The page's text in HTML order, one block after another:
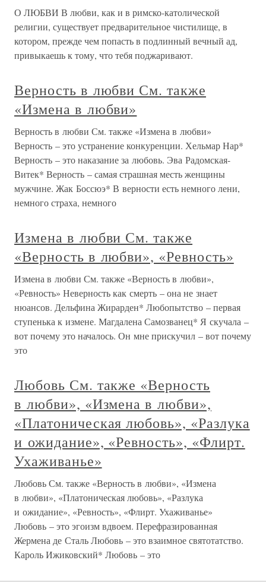
О ЛЮБВИ В любви, как и в римско-католической
религии, существует предварительное чистилище, в
котором, прежде чем попасть в подлинный вечный ад,
привыкаешь к тому, что тебя поджаривают.
Верность в любви См. также
«Измена в любви»
Верность в любви См. также «Измена в любви»
Верность – это устранение конкуренции. Хельмар Нар*
Верность – это наказание за любовь. Эва Радомская-
Витек* Верность – самая страшная месть женщины
мужчине. Жак Боссюэ* В верности есть немного лени,
немного страха, немного
Измена в любви См. также
«Верность в любви», «Ревность»
Измена в любви См. также «Верность в любви»,
«Ревность» Неверность как смерть – она не знает
нюансов. Дельфина Жирарден* Любопытство – первая
ступенька к измене. Магдалена Самозванец* Я скучала –
вот почему это началось. Он мне прискучил – вот почему
это
Любовь См. также «Верность
в любви», «Измена в любви»,
«Платоническая любовь», «Разлука
и ожидание», «Ревность», «Флирт.
Ухаживанье»
Любовь См. также «Верность в любви», «Измена
в любви», «Платоническая любовь», «Разлука
и ожидание», «Ревность», «Флирт. Ухаживанье»
Любовь – это эгоизм вдвоем. Перефразированная
Жермена де Сталь Любовь – это взаимное святотатство.
Кароль Ижиковский* Любовь – это